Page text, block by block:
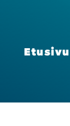
Etusi­vu